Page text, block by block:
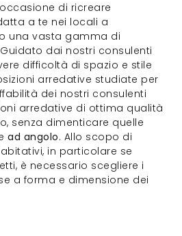
di ricreare
a te nei locali a
una vasta gamma di
dai nostri consulenti
difficoltà di spazio e stile
arredative studiate per
dei nostri consulenti
arredative di ottima qualità
senza dimenticare quelle
ad angolo. Allo scopo di
in particolare se
è necessario scegliere i
a forma e dimensione dei